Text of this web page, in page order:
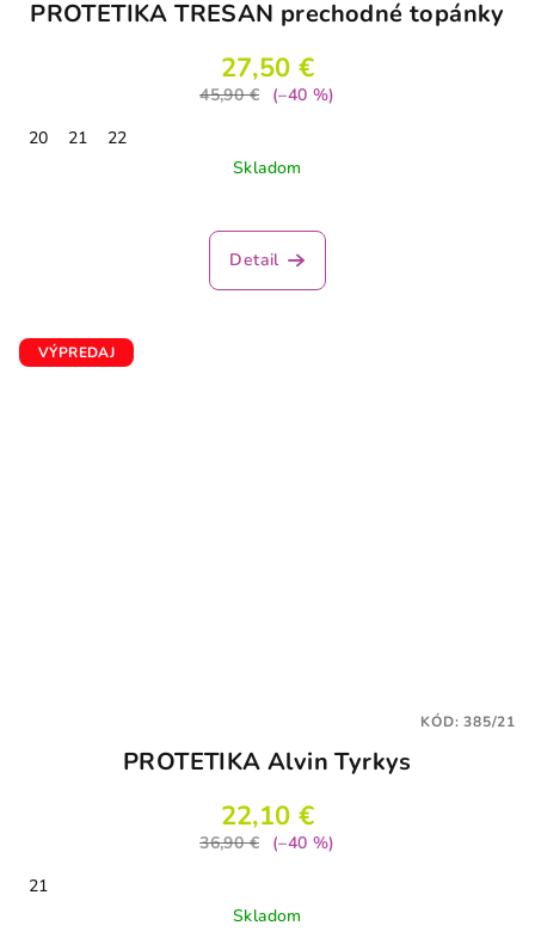
PROTETIKA TRESAN prechodné topánky
27,50 €
45,90 €
(–40 %)
20
21
22
Skladom
Detail
VÝPREDAJ
PROTETIKA Alvin Tyrkys
22,10 €
36,90 €
(–40 %)
21
Skladom
KÓD:385/21